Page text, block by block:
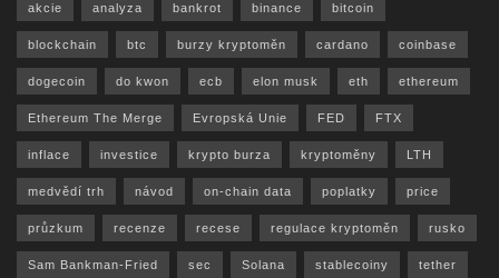
akcie analyza bankrot binance bitcoin
blockchain btc burzy kryptoměn cardano coinbase
dogecoin do kwon ecb elon musk eth ethereum
Ethereum The Merge Evropská Unie FED FTX
inflace investice krypto burza kryptoměny LTH
medvědí trh návod on-chain data poplatky price
průzkum recenze recese regulace kryptoměn rusko
Sam Bankman-Fried sec Solana stablecoiny tether